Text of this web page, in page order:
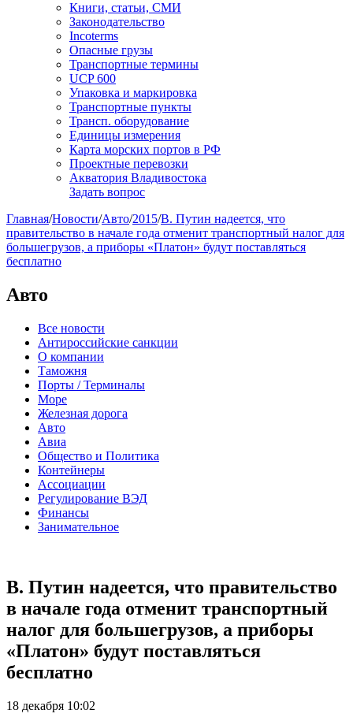
Книги, статьи, СМИ
Законодательство
Incoterms
Опасные грузы
Транспортные термины
UCP 600
Упаковка и маркировка
Транспортные пункты
Трансп. оборудование
Единицы измерения
Карта морских портов в РФ
Проектные перевозки
Акватория Владивостока
Задать вопрос
Главная/Новости/Авто/2015/В. Путин надеется, что
правительство в начале года отменит транспортный налог для
большегрузов, а приборы «Платон» будут поставляться
бесплатно
Авто
Все новости
Антироссийские санкции
О компании
Таможня
Порты / Терминалы
Море
Железная дорога
Авто
Авиа
Общество и Политика
Контейнеры
Ассоциации
Регулирование ВЭД
Финансы
Занимательное
В. Путин надеется, что правительство
в начале года отменит транспортный
налог для большегрузов, а приборы
«Платон» будут поставляться
бесплатно
18 декабря 10:02